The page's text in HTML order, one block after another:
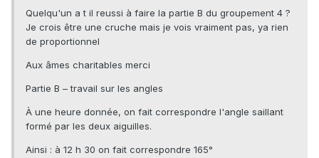
Quelqu'un a t il reussi à faire la partie B du groupement 4 ?
Je crois être une cruche mais je vois vraiment pas, ya rien
de proportionnel
Aux âmes charitables merci
Partie B – travail sur les angles
À une heure donnée, on fait correspondre l'angle saillant
formé par les deux aiguilles.
Ainsi : à 12 h 30 on fait correspondre 165°